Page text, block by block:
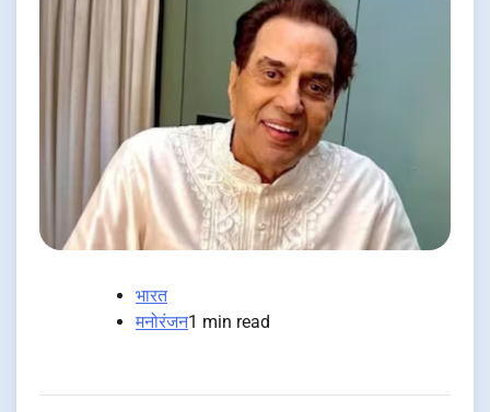
भारत
मनोरंजन1 min read